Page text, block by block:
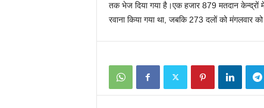
तक भेज दिया गया है।एक हजार 879 मतदान केन्द्रों
रवाना किया गया था, जबकि 273 दलों को मंगलवार को